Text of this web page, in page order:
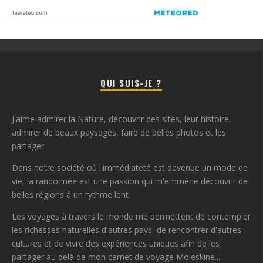
QUI SUIS-JE ?
J'aime admirer la Nature, découvrir des sites, leur histoire,
admirer de beaux paysages, faire de belles photos et les
partager.
Dans notre société où l'immédiateté est devenue un mode de
vie, la randonnée est une passion qui m'emmène découvrir de
belles régions à un rythme lent.
Les voyages à travers le monde me permettent de contempler
les richesses naturelles d'autres pays, de rencontrer d'autres
cultures et de vivre des expériences uniques afin de les
partager au delà de mon carnet de voyage Moleskine...